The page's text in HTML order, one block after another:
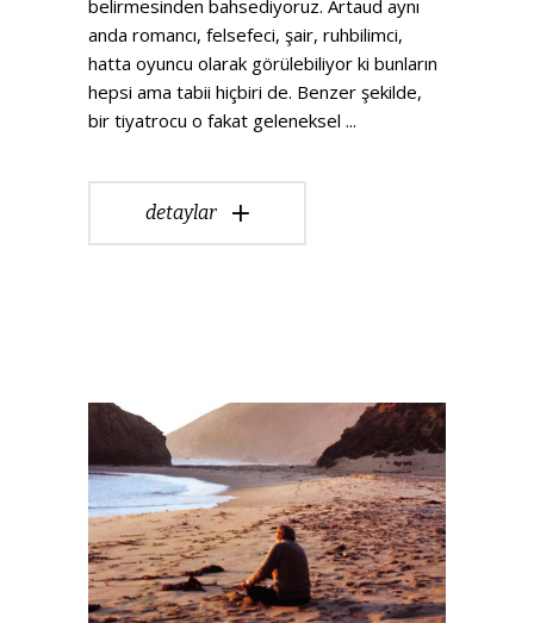
belirmesinden bahsediyoruz. Artaud aynı
anda romancı, felsefeci, şair, ruhbilimci,
hatta oyuncu olarak görülebiliyor ki bunların
hepsi ama tabii hiçbiri de. Benzer şekilde,
bir tiyatrocu o fakat geleneksel
detaylar